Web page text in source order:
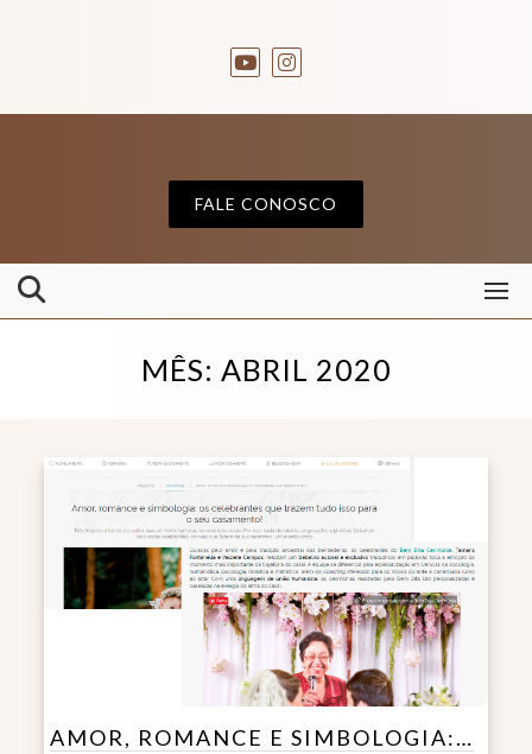
FALE CONOSCO
MÊS: ABRIL 2020
AMOR, ROMANCE E SIMBOLOGIA:…